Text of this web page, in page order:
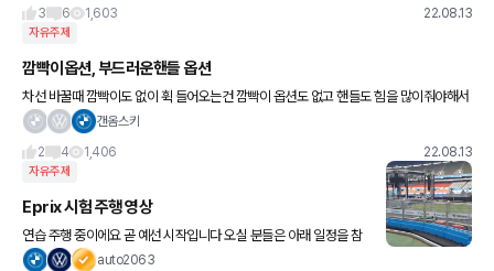
트렁크. 리어패널
3
6 1,603 22.08.13
자유주제
깜빡이옵션, 부드러운핸들 옵션
차선 바꿀때 깜빡이도 없이 휙 들어오는건 깜빡이 옵션도 없고 핸들도 힘을 많이줘야해서
힘조절을 실패해서 그런거죠??? 진짜 바로앞에사 훅들어오니깐 화가 나네요… 쫓아가서
갠옴스키
2
4 1,406 22.08.13
자유주제
Eprix 시험 주행 영상
연습 주행 중이에요 곧 예선 시작입니다 오실 분들은 아래 일정을 참
고하세요 제 인스타그램에 올린 영상을 보세요 사진은 캡쳐한 건데
auto2063